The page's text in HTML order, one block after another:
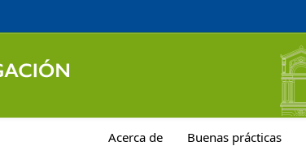
Acerca de Buenas prácticas